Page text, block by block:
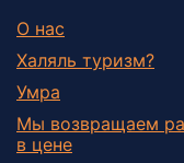
О нас
Халяль туризм?
Умра
Мы возвращаем
в цене